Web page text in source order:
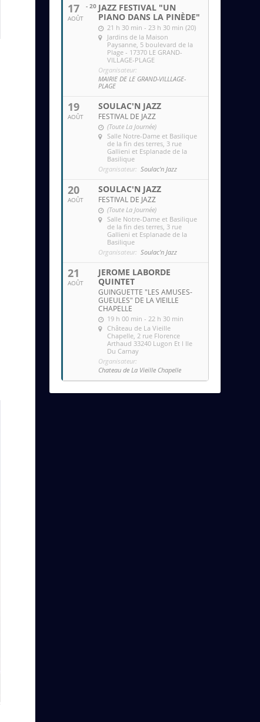
17
AOÛT
- 20 JAZZ FESTIVAL "UN
PIANO DANS LA PINÈDE"
21 h 30 min - 23 h 30 min (20)
Jardins de la Maison
Paysanne , 5 boulevard de la
Plage - 17370 LE GRAND-
VILLAGE-PLAGE
Organisateur:
MAIRIE DE LE GRAND-VILLLAGE-
PLAGE
19
AOÛT
SOULAC'N JAZZ
FESTIVAL DE JAZZ
(Toute La Journée)
Salle Notre-Dame et Basilique
de la fin des terres , 3 rue
Gallieni et Esplanade de la
Basilique
Organisateur: Soulac'n Jazz
20
AOÛT
SOULAC'N JAZZ
FESTIVAL DE JAZZ
(Toute La Journée)
Salle Notre-Dame et Basilique
de la fin des terres , 3 rue
Gallieni et Esplanade de la
Basilique
Organisateur: Soulac'n Jazz
21
AOÛT
JEROME LABORDE
QUINTET
GUINGUETTE "LES AMUSES-
GUEULES" DE LA VIEILLE
CHAPELLE
19 h 00 min - 22 h 30 min
Château de La Vieille
Chapelle , 2 rue Florence
Arthaud 33240 Lugon Et l Ile
Du Carnay
Organisateur:
Chateau de La Vieille Chapelle